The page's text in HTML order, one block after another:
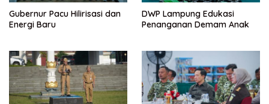
Gubernur Pacu Hilirisasi dan
Energi Baru
DWP Lampung Edukasi
Penanganan Demam Anak